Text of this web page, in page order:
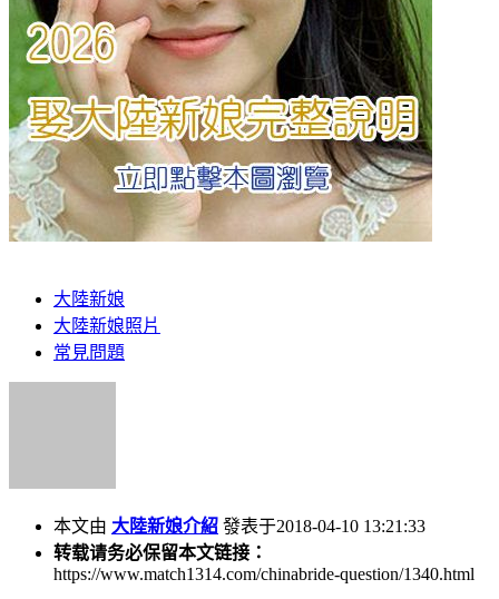
大陸新娘
大陸新娘照片
常見問題
本文由 大陸新娘介紹 發表于2018-04-10 13:21:33
转载请务必保留本文链接：
https://www.match1314.com/chinabride-question/1340.html